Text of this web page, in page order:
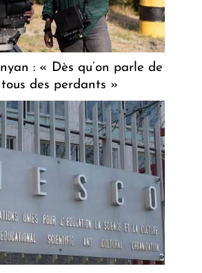
: « Dès qu’on parle de
des perdants »